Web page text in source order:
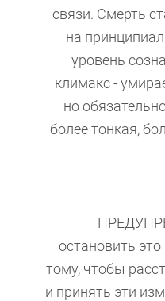
связи. Смерть
на
уровень
климакс -
но
более тонкая,
остановить
тому, чтобы
и принять эти